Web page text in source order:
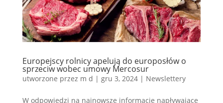
Europejscy rolnicy apelują do europosłów o
sprzeciw wobec umowy Mercosur
utworzone przez m d | gru 3, 2024| Newslettery
W odpowiedzi na najnowsze informacje napływające